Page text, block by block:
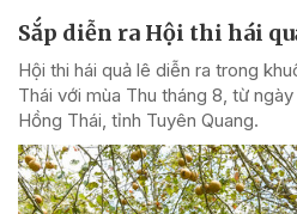
Sắp diễn ra Hội thi hái
Hội thi hái quả lê diễn ra trong
Thái với mùa Thu tháng 8, từ
Hồng Thái, tỉnh Tuyên Quang.